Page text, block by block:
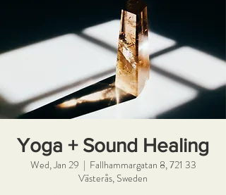
Yoga + Sound Healing
Wed, Jan 29
  |
Fallhammargatan 8, 721 33
Västerås, Sweden